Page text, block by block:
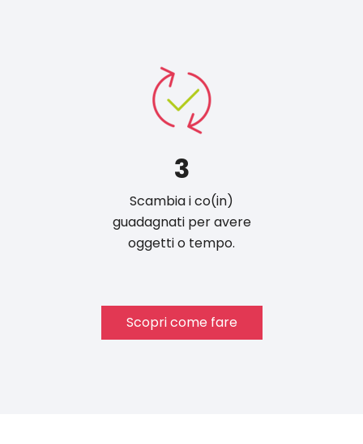
3
Scambia i co(in)
guadagnati per avere
oggetti o tempo.
Scopri come fare